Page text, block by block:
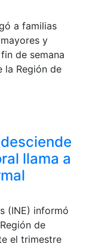
a familias
y
de semana
la Región de
llama a
(INE) informó
de
el trimestre